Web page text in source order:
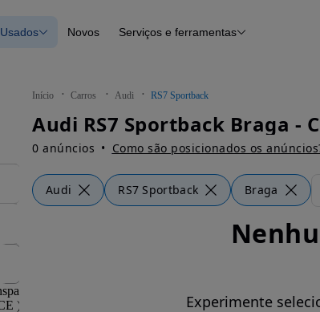
Novos
Usados Novos
Histórico do veículo
Serviços e ferramentas
Início Carros Audi RS7 Sportback
Audi RS7 Sportback Braga -
0 anúncios Como são posicionados os
Audi RS7 Sportback Braga
Experimente